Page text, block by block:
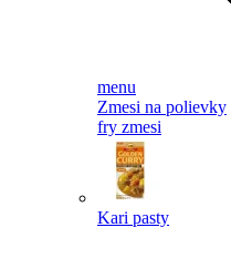
menu
Zmesi na polievky
fry zmesi
Kari pasty